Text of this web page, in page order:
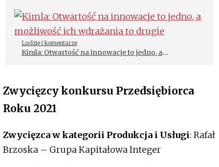
Ludzie i komentarze
Kimla: Otwartość na innowacje to jedno, a
Zwycięzcy konkursu Przedsiębiorca
Roku 2021
Zwycięzca w kategorii Produkcja i Usługi: Rafał
Brzoska – Grupa Kapitałowa Integer